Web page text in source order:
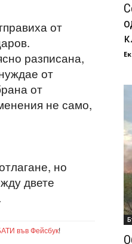
от
разписана,
от
от
не само,
но
двете
във Фейсбук!